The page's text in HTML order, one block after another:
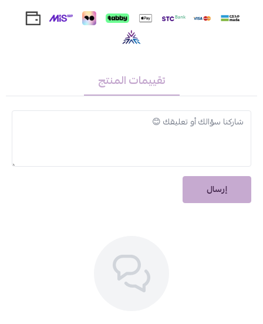
احصلي على رموش مثالية، كثيفة وطويلة ومتجعدة طوال اليوم مع
ماسكارا لاش لوفنج من جولدن روز.
تقييمات المنتج
إرسال